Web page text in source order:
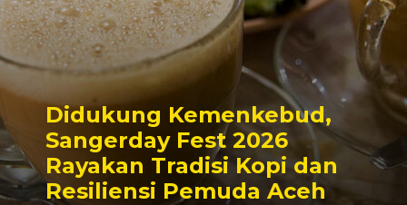
Didukung Kemenkebud,
Sangerday Fest 2026
Rayakan Tradisi Kopi dan
Resiliensi Pemuda Aceh